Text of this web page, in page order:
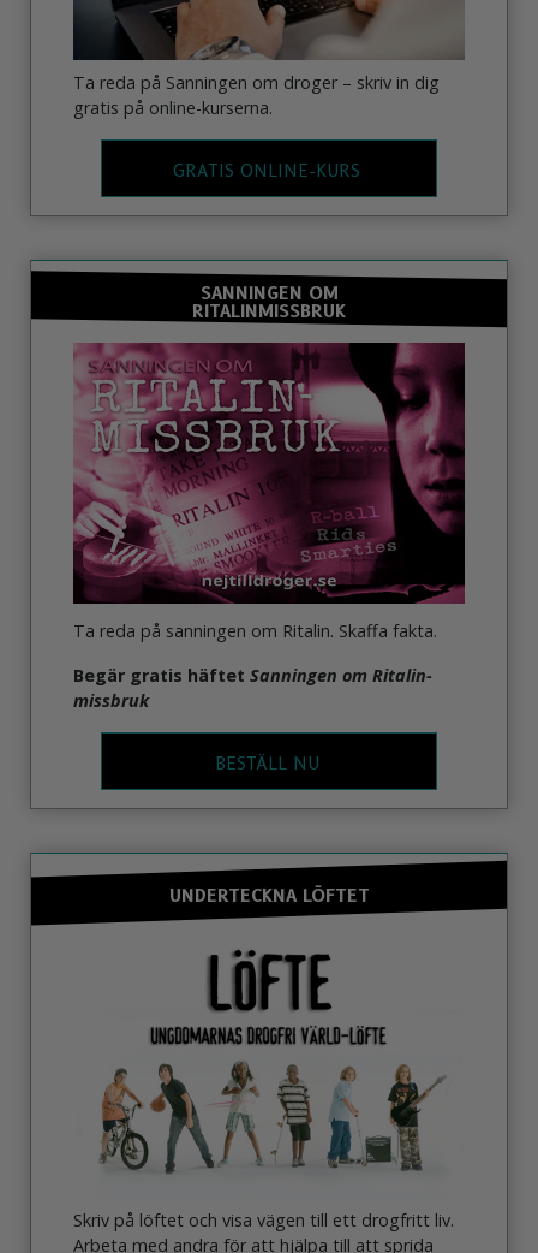
Ta reda på Sanningen om droger – skriv in dig
gratis på online-kurserna.
GRATIS ONLINE-KURS
SANNINGEN OM
RITALINMISSBRUK
Ta reda på sanningen om Ritalin. Skaffa fakta.
Begär gratis häftet Sanningen om Ritalin-
missbruk
BESTÄLL NU
UNDERTECKNA LÖFTET
Skriv på löftet och visa vägen till ett drogfritt liv.
Arbeta med andra för att hjälpa till att sprida